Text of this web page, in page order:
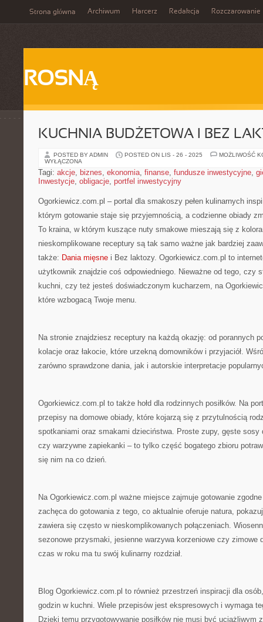
Strona główna Archiwum Harcerz Redakcja Rozczarowanie
ROSNĄ
KUCHNIA BUDŻETOWA I BEZ
POSTED BY ADMIN POSTED ON LIS - 26 - 2025
MOŻLIWOŚĆ
WYŁĄCZONA
Tagi: akcje, biznes, ekonomia, finanse, fundusze inwestycyjne,
Inwestycje, obligacje, portfel inwestycyjny
Ogorkiewicz.com.pl – portal dla smakoszy pełen kulinarnych
którym gotowanie staje się przyjemnością, a codzienne obiady
To kraina, w którym kuszące nuty smakowe mieszają się z
nieskomplikowane receptury są tak samo ważne jak bardziej
także: Dania mięsne i Bez laktozy. Ogorkiewicz.com.pl to
użytkownik znajdzie coś odpowiedniego. Nieważne od tego, czy
kuchni, czy też jesteś doświadczonym kucharzem, na
które wzbogacą Twoje menu.
Na stronie znajdziesz receptury na każdą okazję: od porannych
kolacje oraz łakocie, które urzekną domowników i przyjaciół.
zarówno sprawdzone dania, jak i autorskie interpretacje
Ogorkiewicz.com.pl to także hołd dla rodzinnych posiłków. Na
przepisy na domowe obiady, które kojarzą się z przytulnością
spotkaniami oraz smakami dzieciństwa. Proste zupy, gęste sosy
czy warzywne zapiekanki – to tylko część bogatego zbioru
się nim na co dzień.
Na Ogorkiewicz.com.pl ważne miejsce zajmuje gotowanie
zachęca do gotowania z tego, co aktualnie oferuje natura,
zawiera się często w nieskomplikowanych połączeniach.
sezonowe przysmaki, jesienne warzywa korzeniowe czy zimowe
czas w roku ma tu swój kulinarny rozdział.
Blog Ogorkiewicz.com.pl to również przestrzeń inspiracji dla
godzin w kuchni. Wiele przepisów jest ekspresowych i wymaga
Dzięki temu przygotowywanie posiłków nie musi być uciążliwym